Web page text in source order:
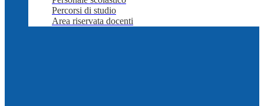
Percorsi di studio
Area riservata docenti